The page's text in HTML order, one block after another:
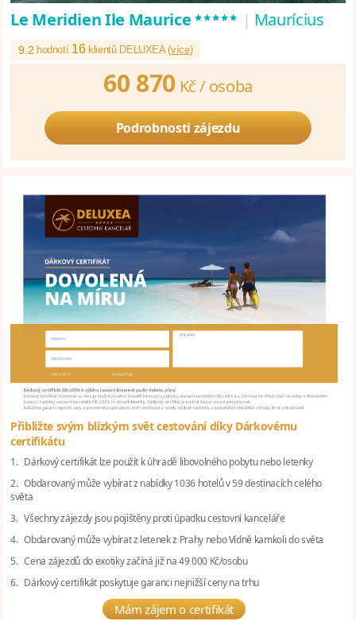
Le Meridien Ile Maurice***** | Maurícius
9.2 hodnotí 16klientů DELUXEA (více)
60 870 Kč / osoba
Podrobnosti zájezdu
Přibližte svým blízkým svět cestování díky Dárkovému
certifikátu
1. Dárkový certifikát lze použít k úhradě libovolného pobytu nebo letenky
2. Obdarovaný může vybírat z nabídky 1036 hotelů v 59 destinacích celého
světa
3. Všechny zájezdy jsou pojištěny proti úpadku cestovní kanceláře
4. Obdarovaný může vybírat z letenek z Prahy nebo Vídně kamkoli do světa
5. Cena zájezdů do exotiky začíná již na 49 000 Kč/osobu
6. Dárkový certifikát poskytuje garanci nejnižší ceny na trhu
Mám zájem o certifikát